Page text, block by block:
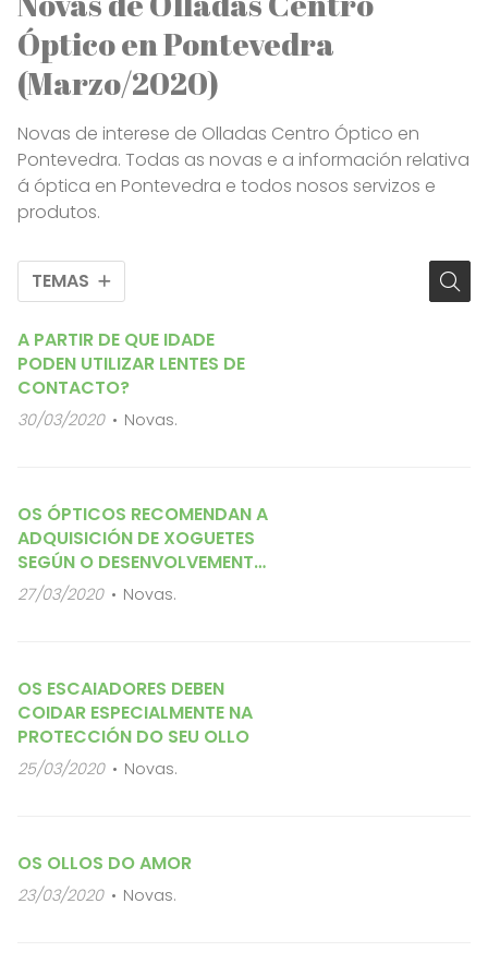
Óptico en Pontevedra
(Marzo/2020)
Novas de interese de Olladas Centro Óptico en
Pontevedra. Todas as novas e a información relativa
á óptica en Pontevedra e todos nosos servizos e
produtos.
TEMAS
A PARTIR DE QUE IDADE
PODEN UTILIZAR LENTES DE
CONTACTO?
30/03/2020 Novas.
OS ÓPTICOS RECOMENDAN A
ADQUISICIÓN DE XOGUETES
SEGÚN O DESENVOLVEMENTO
VISUAL DO NENO
27/03/2020 Novas.
OS ESCAIADORES DEBEN
COIDAR ESPECIALMENTE NA
PROTECCIÓN DO SEU OLLO
25/03/2020 Novas.
OS OLLOS DO AMOR
23/03/2020 Novas.